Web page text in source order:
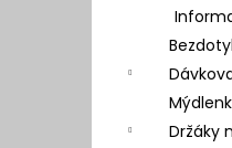
Držáky